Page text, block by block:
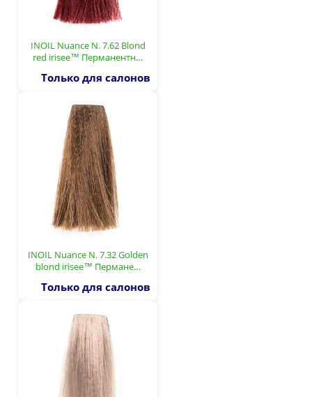
INOIL Nuance N. 7.62 Blond
red irisee™ Перманентн…
Только для салонов
INOIL Nuance N. 7.32 Golden
blond irisee™ Пермане…
Только для салонов